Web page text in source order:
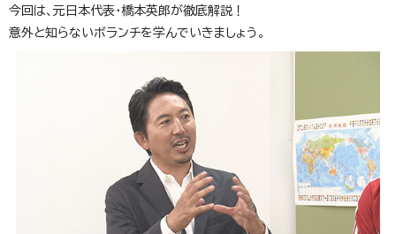
今回は、元日本代表・橋本英郎が徹底解説！
意外と知らないボランチを学んでいきましょう。